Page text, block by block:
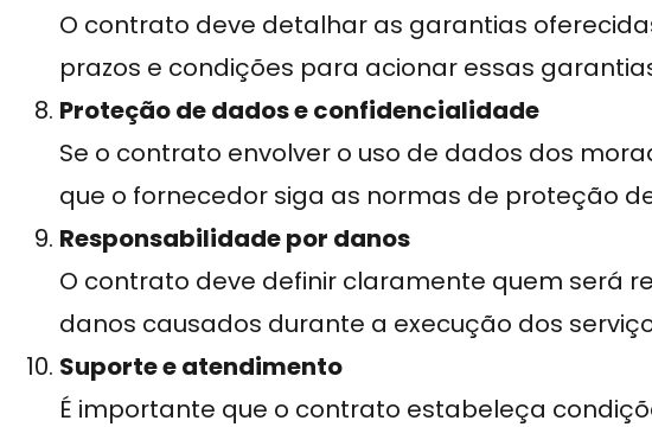
O contrato deve detalhar as garantias
prazos e condições para acionar essas
Proteção de dados e confidencialidade
Se o contrato envolver o uso de dados dos
que o fornecedor siga as normas de proteção
Responsabilidade por danos
O contrato deve definir claramente quem será
danos causados durante a execução dos
Suporte e atendimento
É importante que o contrato estabeleça